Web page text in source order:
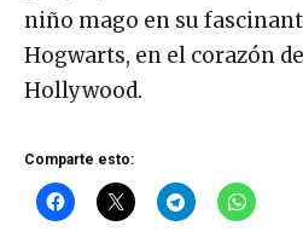
niño mago en su
Hogwarts, en el corazón
Hollywood.
Comparte esto: